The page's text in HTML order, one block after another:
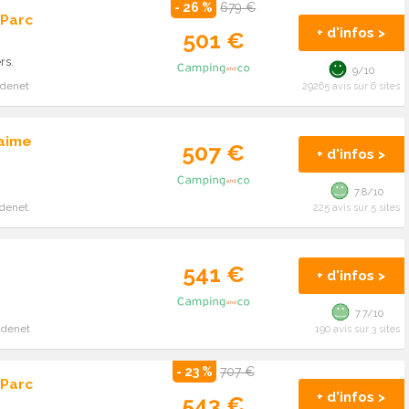
- 26 % 679 €
501 € + d'infos >
9/10
29265 avis sur 6 sites
507 € + d'infos >
7.8/10
225 avis sur 5 sites
541 € + d'infos >
7.7/10
190 avis sur 3 sites
- 23 % 707 €
+ d'infos >